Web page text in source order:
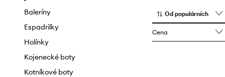
Džíny i lacláče
Kalhoty
Košile
Kraťasy
Mikiny
Holínky
Kojenecké boty
Mokasíny a polobotky
Trekingová obuv
Papuče
Batohy
Brýle
Brýle a helmy
Čepice a klobouky
Deštníky
Bundy a kabáty
Dupačky a overaly
Džíny i lacláče
Halenky a košile
Kalhoty a legíny
Baleríny
Espadrilky
Holínky
Kojenecké boty
Kotníkové boty
Od populárních
Cena